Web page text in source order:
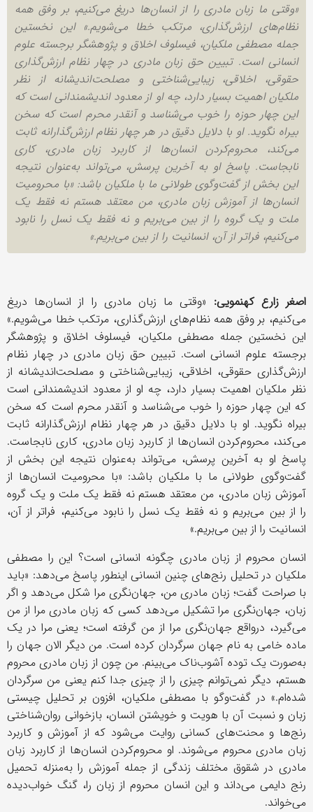
«وقتی ما زبان مادری را از انسان‌ها دریغ می‌کنیم، بر وفق همه
نظام‌های ارزش‌گذاری، مرتکب خطا می‌شویم.» این نخستین
جمله مصطفی ملکیان، فیسلوف اخلاق و پژوهشگر برجسته علوم
انسانی است. تبیین حق زبان مادری در چهار نظام ارزش‌گذاری
حقوقی، اخلاقی، زیبایی‌شناختی و مصلحت‌اندیشانه از نظر
ملکیان اهمیت بسیار دارد، چه او از معدود اندیشمندانی است که
این چهار حوزه را خوب می‌شناسد و آنقدر محرم است که سخن
بیراه نگوید. او با دلایل دقیق در هر چهار نظام ارزش‌گذارانه ثابت
می‌کند، محروم‌کردن انسان‌ها از کاربرد زبان مادری، کاری
نابجاست. پاسخ او به آخرین پرسش، می‌تواند به‌عنوان نتیجه
این بخش از گفت‌وگوی طولانی ما با ملکیان باشد: «با محرومیت
انسان‌ها از آموزش زبان مادری، من معتقد هستم نه فقط یک
ملت و یک گروه را از بین می‌بریم و نه فقط یک نسل را نابود
می‌کنیم، فراتر از آن، انسانیت را از بین می‌بریم.»
اصغر زارع کهنمویی: «وقتی ما زبان مادری را از انسان‌ها دریغ
می‌کنیم، بر وفق همه نظام‌های ارزش‌گذاری، مرتکب خطا می‌شویم.»
این نخستین جمله مصطفی ملکیان، فیسلوف اخلاق و پژوهشگر
برجسته علوم انسانی است. تبیین حق زبان مادری در چهار نظام
ارزش‌گذاری حقوقی، اخلاقی، زیبایی‌شناختی و مصلحت‌اندیشانه از
نظر ملکیان اهمیت بسیار دارد، چه او از معدود اندیشمندانی است
که این چهار حوزه را خوب می‌شناسد و آنقدر محرم است که سخن
بیراه نگوید. او با دلایل دقیق در هر چهار نظام ارزش‌گذارانه ثابت
می‌کند، محروم‌کردن انسان‌ها از کاربرد زبان مادری، کاری نابجاست.
پاسخ او به آخرین پرسش، می‌تواند به‌عنوان نتیجه این بخش از
گفت‌وگوی طولانی ما با ملکیان باشد: «با محرومیت انسان‌ها از
آموزش زبان مادری، من معتقد هستم نه فقط یک ملت و یک گروه
را از بین می‌بریم و نه فقط یک نسل را نابود می‌کنیم، فراتر از آن،
انسانیت را از بین می‌بریم.»
انسان محروم از زبان مادری چگونه انسانی است؟ این را مصطفی
ملکیان در تحلیل رنج‌های چنین انسانی اینطور پاسخ می‌دهد: «باید
با صراحت گفت؛ زبان مادری من، جهان‌نگری مرا شکل می‌دهد و اگر
زبان، جهان‌نگری مرا تشکیل می‌دهد کسی که زبان مادری مرا از من
می‌گیرد، درواقع جهان‌نگری مرا از من گرفته است؛ یعنی مرا در یک
ماده خامی به نام جهان سرگردان کرده است. من دیگر الان جهان را
به‌صورت یک توده آشوب‌ناک می‌بینم. من چون از زبان مادری محروم
هستم، دیگر نمی‌توانم چیزی را از چیزی جدا کنم یعنی من سرگردان
شده‌ام.» در گفت‌وگو با مصطفی ملکیان، افزون بر تحلیل چیستی
زبان و نسبت آن با هویت و خویشتن انسان، بازخوانی روان‌شناختی
رنج‌ها و محنت‌های کسانی روایت می‌شود که از آموزش و کاربرد
زبان مادری محروم می‌شوند. او محروم‌کردن انسان‌ها از کاربرد زبان
مادری در شقوق مختلف زندگی از جمله آموزش را به‌منزله تحمیل
رنج دایمی می‌داند و این انسان محروم از زبان را، گنگ خواب‌دیده
می‌خواند.